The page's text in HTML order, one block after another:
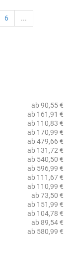
6 ...
ab 90,55 €
ab 161,91 €
ab 110,83 €
ab 170,99 €
ab 479,66 €
ab 131,72 €
ab 540,50 €
ab 596,99 €
ab 111,67 €
ab 110,99 €
ab 73,50 €
ab 151,99 €
ab 104,78 €
ab 89,54 €
ab 580,99 €